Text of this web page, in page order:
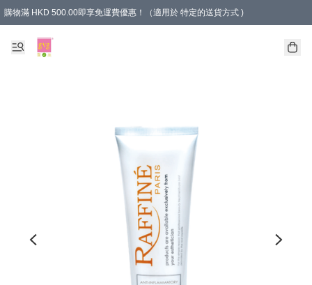
購物滿 HKD 500.00即享免運費優惠！（適用於 特定的送貨方式 )